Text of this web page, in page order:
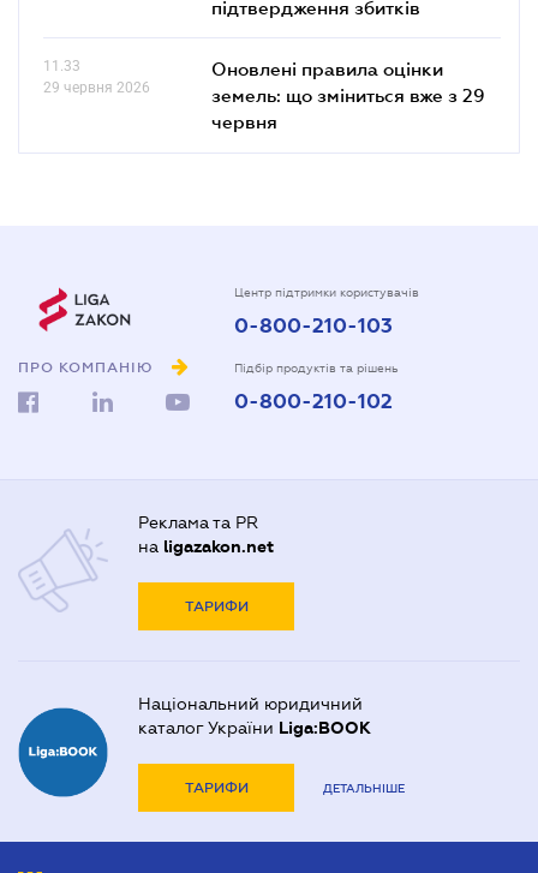
підтвердження збитків
11.33
29 червня 2026
Оновлені правила оцінки
земель: що зміниться вже з 29
червня
ПРО КОМПАНІЮ
Центр підтримки користувачів
0-800-210-103
Підбір продуктів та рішень
0-800-210-102
Реклама та PR
на ligazakon.net
ТАРИФИ
Національний юридичний
каталог України Liga:BOOK
ТАРИФИ ДЕТАЛЬНІШЕ